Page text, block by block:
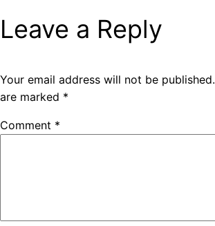
Leave a Reply
Your email address will not be published.
are marked *
Comment *